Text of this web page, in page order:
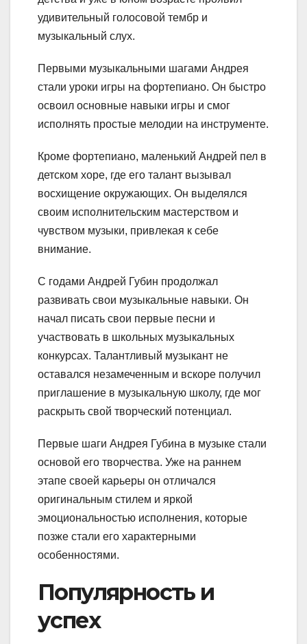
удивительный голосовой тембр и
музыкальный слух.
Первыми музыкальными шагами Андрея
стали уроки игры на фортепиано. Он быстро
освоил основные навыки игры и смог
исполнять простые мелодии на инструменте.
Кроме фортепиано, маленький Андрей пел в
детском хоре, где его талант вызывал
восхищение окружающих. Он выделялся
своим исполнительским мастерством и
чувством музыки, привлекая к себе
внимание.
С годами Андрей Губин продолжал
развивать свои музыкальные навыки. Он
начал писать свои первые песни и
участвовать в школьных музыкальных
конкурсах. Талантливый музыкант не
оставался незамеченным и вскоре получил
приглашение в музыкальную школу, где мог
раскрыть свой творческий потенциал.
Первые шаги Андрея Губина в музыке стали
основой его творчества. Уже на раннем
этапе своей карьеры он отличался
оригинальным стилем и яркой
эмоциональностью исполнения, которые
позже стали его характерными
особенностями.
Популярность и
успех